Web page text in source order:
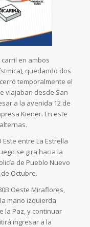
en ambos
quedando dos
temporalmente el
viajaban desde San
a la avenida 12 de
Kiener. En este
entre La Estrella
se gira hacia la
de Pueblo Nuevo
Octubre.
Oeste Miraflores,
mano izquierda
la Paz, y continuar
ingresar a la